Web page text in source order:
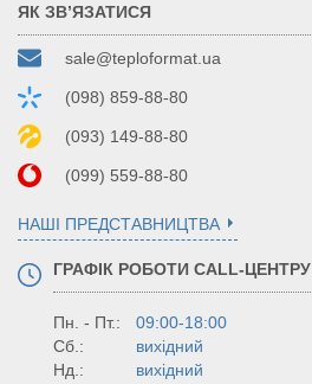
ЯК ЗВ’ЯЗАТИСЯ
sale@teploformat.ua
(098) 859-88-80
(093) 149-88-80
(099) 559-88-80
НАШІ ПРЕДСТАВНИЦТВА
ГРАФІК РОБОТИ CALL-ЦЕНТРУ
Пн. - Пт.:
09:00-18:00
Сб.:
вихідний
Нд.:
вихідний